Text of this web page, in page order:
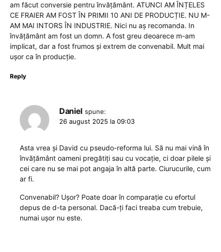
am făcut conversie pentru învățământ. ATUNCI AM ÎNȚELES
CE FRAIER AM FOST ÎN PRIMII 10 ANI DE PRODUCȚIE. NU M-
AM MAI INTORS ÎN INDUSTRIE. Nici nu aș recomanda. In
învățământ am fost un domn. A fost greu deoarece m-am
implicat, dar a fost frumos și extrem de convenabil. Mult mai
ușor ca în producție.
Reply
Daniel spune:
26 august 2025 la 09:03
Asta vrea și David cu pseudo-reforma lui. Să nu mai vină în
învățământ oameni pregătiți sau cu vocație, ci doar pilele și
cei care nu se mai pot angaja în altă parte. Ciurucurile, cum
ar fi.
Convenabil? Ușor? Poate doar în comparație cu efortul
depus de d-ta personal. Dacă-ți faci treaba cum trebuie,
numai ușor nu este.